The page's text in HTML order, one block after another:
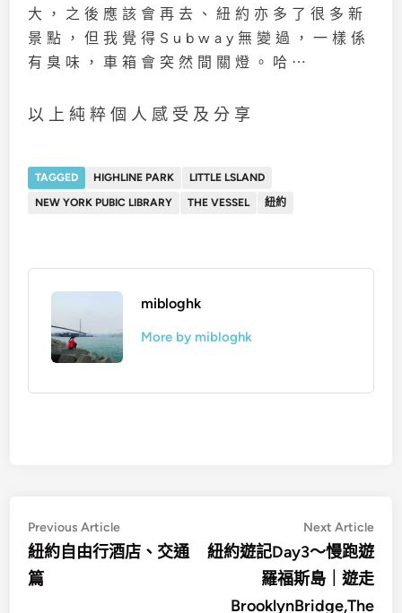
大，之後應該會再去、紐約亦多了很多新
景點，但我覺得Subway無變過，一樣係
有臭味，車箱會突然間關燈。哈⋯
以上純粹個人感受及分享
TAGGED HIGHLINE PARK
LITTLE LSLAND
NEW YORK PUBIC LIBRARY
THE VESSEL 紐約
mibloghk
More by mibloghk
文
章
導
Previous ArticlePrevious
article:
紐約自由行酒店、交通
篇
Next Article
紐約遊記Day3～慢跑遊
羅福斯島｜遊走
BrooklynBridge,The